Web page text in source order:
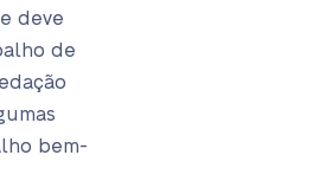
deve
de
bem-